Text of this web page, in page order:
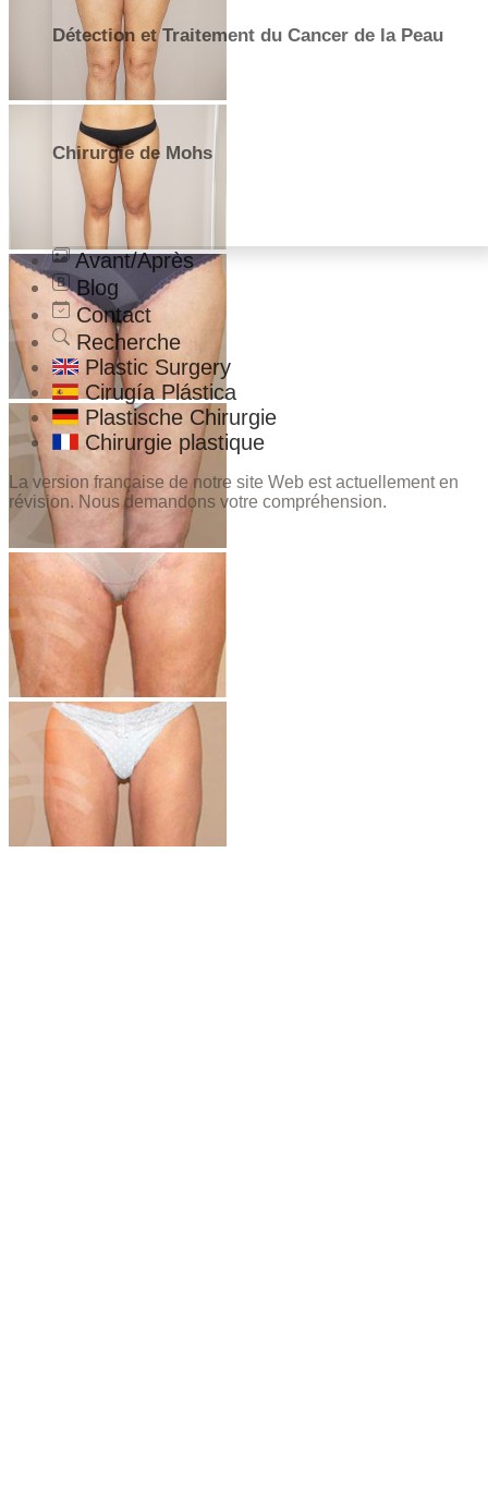
Détection et Traitement du Cancer de la Peau
Chirurgie de Mohs
Avant/Après
Blog
Contact
Recherche
Plastic Surgery
Cirugía Plástica
Plastische Chirurgie
Chirurgie plastique
La version française de notre site Web est actuellement en
révision. Nous demandons votre compréhension.